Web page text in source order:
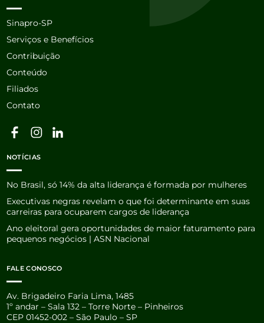
Sinapro-SP
Serviços e Benefícios
Contribuição
Conteúdo
Filiados
Contato
NOTÍCIAS
No Brasil, só 14% da alta liderança é formada por mulheres
Executivas negras revelam o que foi determinante em suas
carreiras para ocuparem cargos de liderança
Ano eleitoral gera oportunidades de maior faturamento para
pequenos negócios | ASN Nacional
FALE CONOSCO
Av. Brigadeiro Faria Lima, 1485
1º andar – Sala 132 – Torre Norte – Pinheiros
CEP 01452-002 – São Paulo – SP